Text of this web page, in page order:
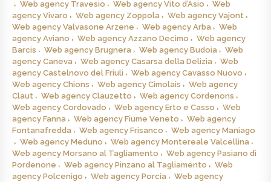
Web agency Travesio Web agency Vito d’Asio
Web
agency Vivaro
Web agency Zoppola
Web agency Vajont
Web agency Valvasone Arzene
Web agency Arba
Web
agency Aviano
Web agency Azzano Decimo
Web agency
Barcis
Web agency Brugnera Web agency Budoia
Web
agency Caneva
Web agency Casarsa della Delizia
Web
agency Castelnovo del Friuli
Web agency Cavasso Nuovo
Web agency Chions
Web agency Cimolais
Web agency
Claut
Web agency Clauzetto
Web agency Cordenons
Web agency Cordovado
Web agency Erto e Casso
Web
agency Fanna
Web agency Fiume Veneto
Web agency
Fontanafredda
Web agency Frisanco
Web agency Maniago
Web agency Meduno
Web agency Montereale Valcellina
Web agency Morsano al Tagliamento
Web agency Pasiano di
Pordenone
Web agency Pinzano al Tagliamento
Web
agency Polcenigo
Web agency Porcia
Web agency